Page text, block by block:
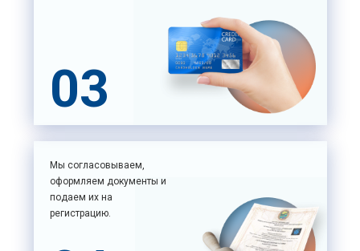
03
Мы согласовываем,
оформляем документы и
подаем их на
регистрацию.